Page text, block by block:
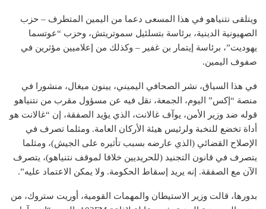
ويتلقى نتنياهو في هذا المسعى دعما من اليمين المتطرف – حزب
الصهيونية الدينية، برئاسة بتسلئيل سموتريتش، وحزب “عوتسما
يهوديت”، برئاسة إيتمار بن غفير – وكذلك من إعلاميين مؤثرين في
صفوف اليمين.
في هذا السياق، نشر الصحافي اليميني، يينون ميغال، منشورا في
منصة “إكس” اليوم، الجمعة، نقل فيه عن مسؤول مقرب من نتنياهو
قوله ضد وزير الأمن، يوآف غالانت، الذي يؤيد الصفقة، إن “غالانت هو
أداة تخضع للنخبة ولرئيس هيئة الأركان العامة. ومثلما تصرف في
الإصلاح القضائي (الذي عارضه بسبب تأثيره على الجيش)، ومثلما
يتصرف في قانون التجنيد (للحريديين خلافا لموقف نتنياهو)، يتصرف
الآن مع الصفقة. إنه يريد إسقاط الحكومة. ولا يمكن الاعتماد عليه”.
بدورها، قالت وزير الاستيطان والمهمات القومية، أوريت ستروك، من